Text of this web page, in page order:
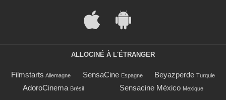
ALLOCINÉ À L'ÉTRANGER
Filmstarts Allemagne SensaCine Espagne Beyazperde Turquie
AdoroCinema Brésil Sensacine México Mexique